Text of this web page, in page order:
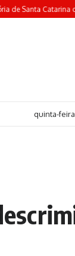
de Santa Catarina
quinta-